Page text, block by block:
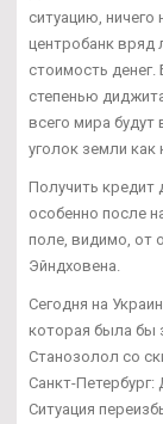
ситуацию, ничего
центробанк вряд
стоимость денег.
степенью
всего мира будут
уголок земли как
Получить кредит
особенно после
поле, видимо, от
Эйндховена.
Сегодня на
которая была бы
Станозолол со
Санкт-
Ситуация